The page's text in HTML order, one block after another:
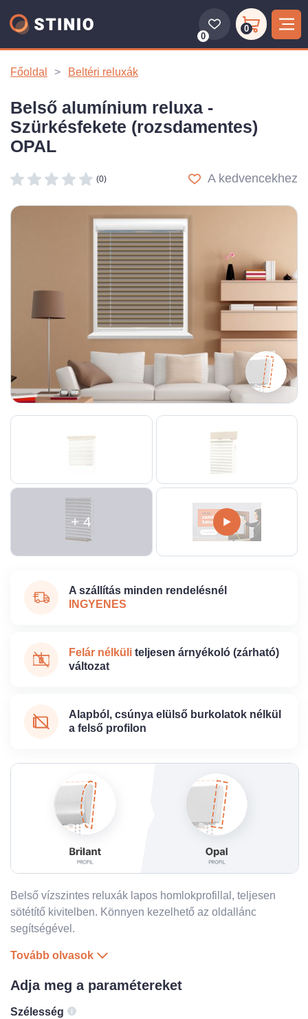
0
0
Főoldal Beltéri reluxák
Belső alumínium reluxa -
Szürkésfekete (rozsdamentes)
OPAL
(0) A kedvencekhez
+ 4
A szállítás minden rendelésnél
INGYENES
Felár nélküli teljesen árnyékoló (zárható)
változat
Alapból, csúnya elülső burkolatok nélkül
a felső profilon
Belső vízszintes reluxák lapos homlokprofillal, teljesen
sötétítő kivitelben. Könnyen kezelhető az oldallánc
segítségével.
Tovább olvasok
Adja meg a paramétereket
Szélesség